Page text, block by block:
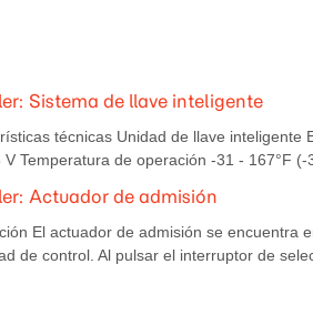
Sistema de llave inteligente
técnicas Unidad de llave inteligente
Temperatura de operación -31 - 167°F (-
Actuador de admisión
El actuador de admisión se encuentra
de control. Al pulsar el interruptor de